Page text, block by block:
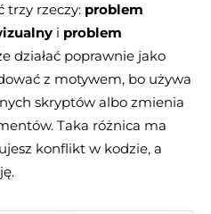
trzy rzeczy: problem
i problem
działać poprawnie jako
z motywem, bo używa
skryptów albo zmienia
Taka różnica ma
konflikt w kodzie, a